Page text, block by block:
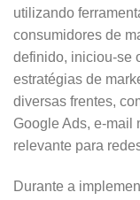
utilizando
consumidores de
definido, iniciou-se
estratégias de
diversas frentes,
Google Ads, e-mail
relevante para
Durante a